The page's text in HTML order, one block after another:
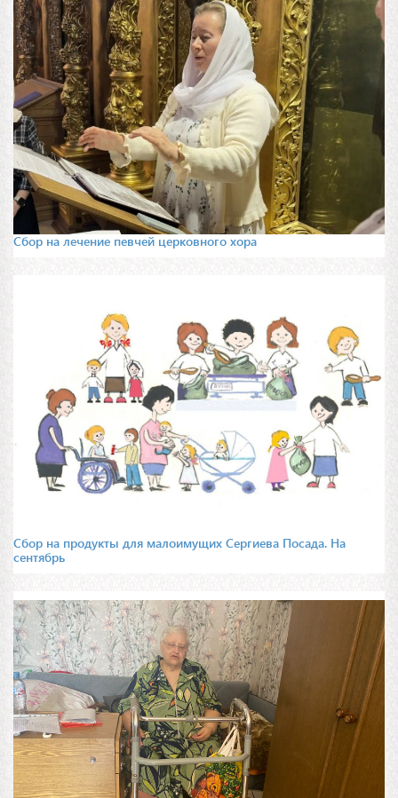
Сбор на лечение певчей церковного хора
Сбор на продукты для малоимущих Сергиева Посада. На
сентябрь